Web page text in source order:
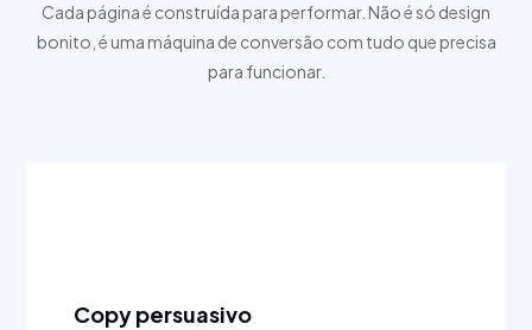
Cada página é construída para performar. Não é só design
bonito, é uma máquina de conversão com tudo que precisa
para funcionar.
Copy persuasivo